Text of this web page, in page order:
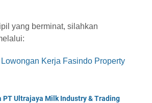
yang berminat, silahkan
Kerja Fasindo Property
PT Ultrajaya Milk Industry & Trading